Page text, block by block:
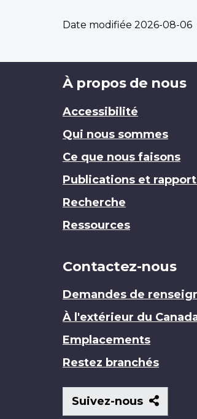
Date modifiée 2026-08-06
Brand
À propos de nous
Accessibilité
Qui nous sommes
Ce que nous faisons
Publications et
Recherche
Ressources
Contactez-nous
Demandes de
À l'extérieur du
Emplacements
Restez branchés
Suivez-nous
Suivez-
nous